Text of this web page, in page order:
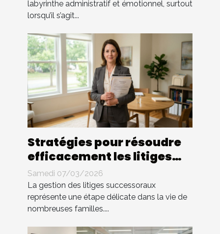
labyrinthe administratif et émotionnel, surtout
lorsqu’il s’agit...
Stratégies pour résoudre
efficacement les litiges
successoraux
Samedi 07/03/2026
La gestion des litiges successoraux
représente une étape délicate dans la vie de
nombreuses familles....